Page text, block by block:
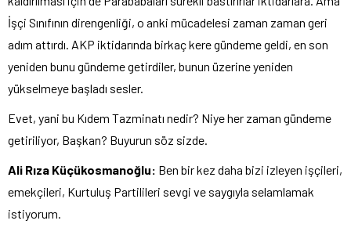
İşçi Sınıfının direngenliği, o anki mücadelesi zaman zaman geri
adım attırdı. AKP iktidarında birkaç kere gündeme geldi, en son
yeniden bunu gündeme getirdiler, bunun üzerine yeniden
yükselmeye başladı sesler.
Evet, yani bu Kıdem Tazminatı nedir? Niye her zaman gündeme
getiriliyor, Başkan? Buyurun söz sizde.
Ali Rıza Küçükosmanoğlu: Ben bir kez daha bizi izleyen işçileri,
emekçileri, Kurtuluş Partilileri sevgi ve saygıyla selamlamak
istiyorum.